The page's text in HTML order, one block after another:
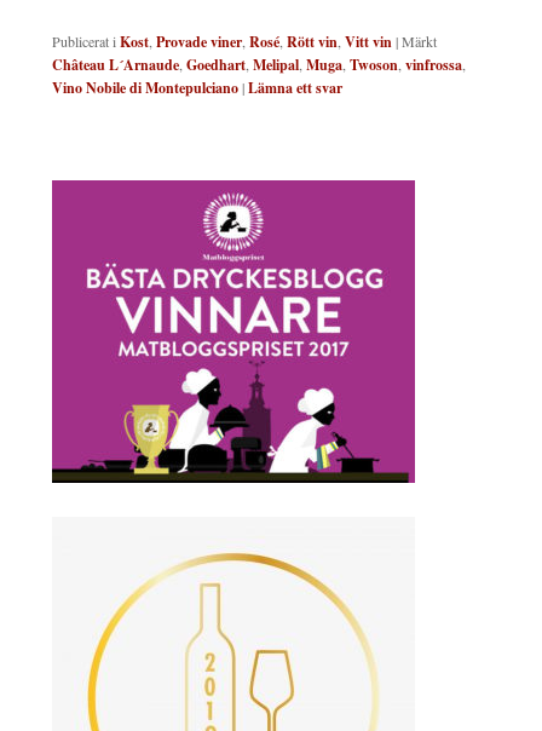
Publicerat iKost,Provade viner,Rosé,Rött vin,Vitt vin|Märkt
Château L´Arnaude,Goedhart,Melipal,Muga,Twoson,vinfrossa,
Vino Nobile di Montepulciano|Lämna ett svar